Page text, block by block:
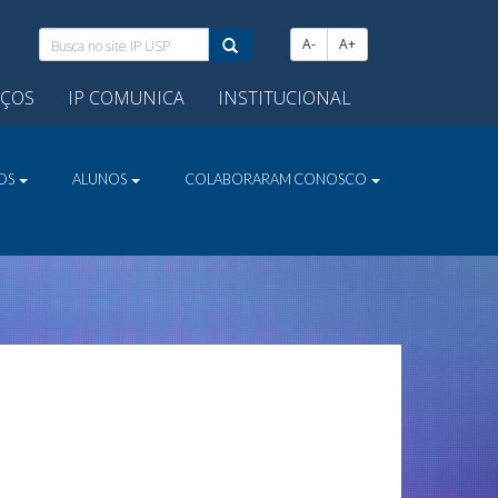
Busca
no
site
IP
A- A+
IP COMUNICA INSTITUCIONAL
ALUNOS COLABORARAM CONOSCO